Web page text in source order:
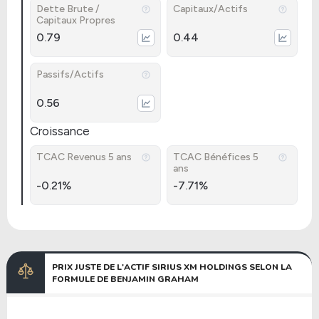
Dette Brute /
Capitaux Propres
0.79
Capitaux/Actifs
0.44
Passifs/Actifs
0.56
Croissance
TCAC Revenus 5 ans
-0.21%
TCAC Bénéfices 5
ans
-7.71%
PRIX JUSTE DE L'ACTIF SIRIUS XM HOLDINGS SELON LA
FORMULE DE BENJAMIN GRAHAM